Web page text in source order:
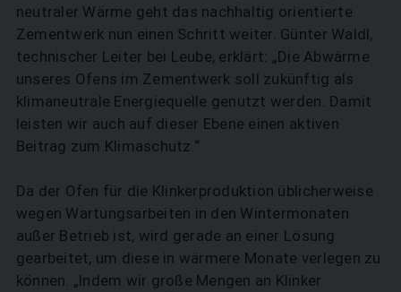
neutraler Wärme geht das nachhaltig orientierte
Zementwerk nun einen Schritt weiter. Günter Waldl,
technischer Leiter bei Leube, erklärt: „Die Abwärme
unseres Ofens im Zementwerk soll zukünftig als
klimaneutrale Energiequelle genutzt werden. Damit
leisten wir auch auf dieser Ebene einen aktiven
Beitrag zum Klimaschutz.“
Da der Ofen für die Klinkerproduktion üblicherweise
wegen Wartungs­arbeiten in den Wintermonaten
außer Betrieb ist, wird gerade an einer Lösung
gearbeitet, um diese in wärmere Monate verlegen zu
können. „Indem wir große Mengen an Klinker